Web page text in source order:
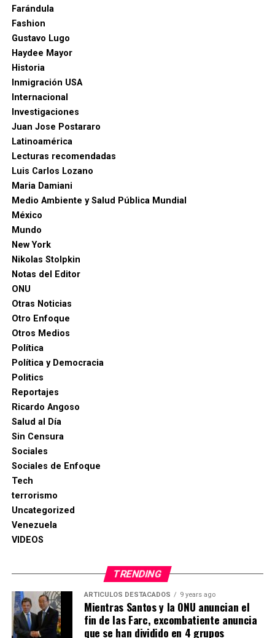
Farándula
Fashion
Gustavo Lugo
Haydee Mayor
Historia
Inmigración USA
Internacional
Investigaciones
Juan Jose Postararo
Latinoamérica
Lecturas recomendadas
Luis Carlos Lozano
Maria Damiani
Medio Ambiente y Salud Pública Mundial
México
Mundo
New York
Nikolas Stolpkin
Notas del Editor
ONU
Otras Noticias
Otro Enfoque
Otros Medios
Política
Política y Democracia
Politics
Reportajes
Ricardo Angoso
Salud al Día
Sin Censura
Sociales
Sociales de Enfoque
Tech
terrorismo
Uncategorized
Venezuela
VIDEOS
TRENDING
ARTICULOS DESTACADOS 9 years ago
Mientras Santos y la ONU anuncian el
fin de las Farc, excombatiente anuncia
que se han dividido en 4 grupos